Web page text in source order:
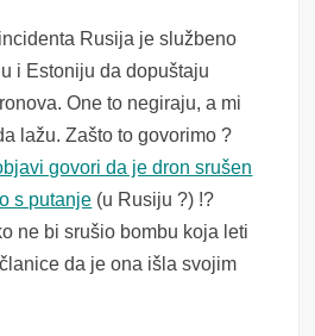
Rusija je službeno
i Estoniju da dopuštaju
One to negiraju, a mi
lažu. Zašto to govorimo ?
govori da je dron srušen
s putanje (u Rusiju ?) !?
ne bi srušio bombu koja leti
da je ona išla svojim